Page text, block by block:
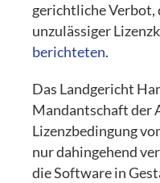
gerichtliche Verbot,
unzulässiger
berichteten.
Das Landgericht
Mandantschaft der
Lizenzbedingung
nur dahingehend
die Software in